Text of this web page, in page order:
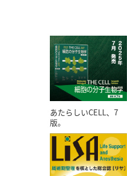
あたらしいCELL、7
版。